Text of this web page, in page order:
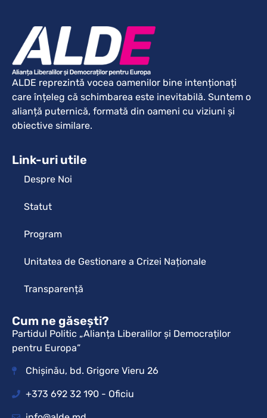
ALDE reprezintă vocea oamenilor bine intenționați
care înțeleg că schimbarea este inevitabilă. Suntem o
alianță puternică, formată din oameni cu viziuni și
obiective similare.
Link-uri utile
Despre Noi
Statut
Program
Unitatea de Gestionare a Crizei Naționale
Transparență
Cum ne găsești?
Partidul Politic „Alianța Liberalilor și Democraților
pentru Europa”
Chișinău, bd. Grigore Vieru 26
+373 692 32 190 - Oficiu